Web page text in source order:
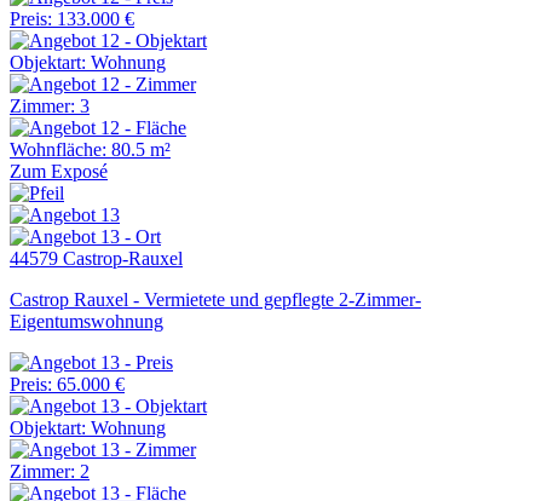
Preis: 133.000 €
Objektart: Wohnung
Zimmer: 3
Wohnfläche: 80.5 m²
Zum Exposé
44579 Castrop-Rauxel
Castrop Rauxel - Vermietete und gepflegte 2-Zimmer-
Eigentumswohnung
Preis: 65.000 €
Objektart: Wohnung
Zimmer: 2